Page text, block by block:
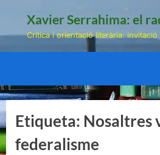
Xavier Serrahima: el
Crítica i orientació literària: invitació
Etiqueta: Nosaltres
federalisme